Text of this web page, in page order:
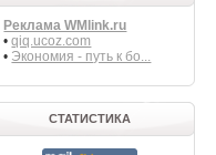
Реклама WMlink.ru
•qiq.ucoz.com
• Экономия - путь к бо...
СТАТИСТИКА